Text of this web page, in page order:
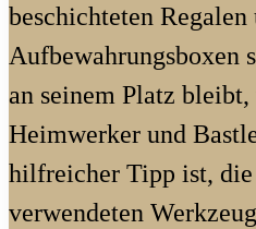
beschichteten Regalen
Aufbewahrungsboxen
an seinem Platz bleibt,
Heimwerker und
hilfreicher Tipp ist, die
verwendeten